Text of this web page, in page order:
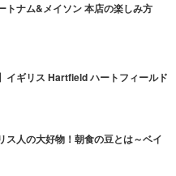
トナム&メイソン 本店の楽しみ方
イギリス Hartfield ハートフィールド
ス人の大好物！朝食の豆とは～ベイ